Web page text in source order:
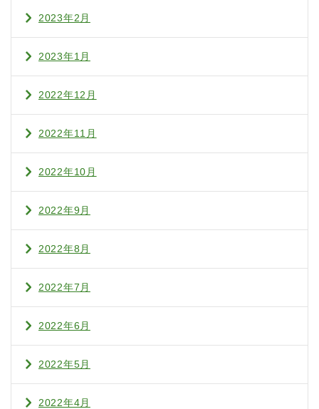
2023年2月
2023年1月
2022年12月
2022年11月
2022年10月
2022年9月
2022年8月
2022年7月
2022年6月
2022年5月
2022年4月